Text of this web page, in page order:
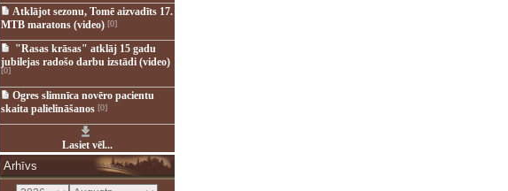
Atklājot sezonu, Tomē aizvadīts 17.
MTB maratons (video)[0]
"Rasas krāsas" atklāj 15 gadu
jubilejas radošo darbu izstādi (video)
[0]
Ogres slimnīca novēro pacientu
skaita palielināšanos [0]
Lasiet vēl...
Arhīvs